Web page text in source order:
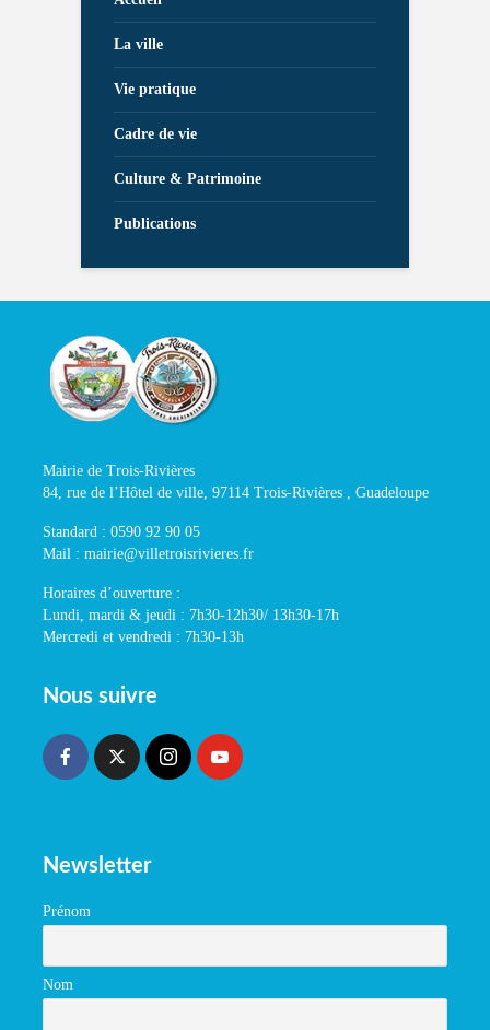
La ville
Vie pratique
Cadre de vie
Culture & Patrimoine
Publications
Mairie de Trois-Rivières
84, rue de l’Hôtel de ville, 97114 Trois-Rivières , Guadeloupe
Standard : 0590 92 90 05
Mail : mairie@villetroisrivieres.fr
Horaires d’ouverture :
Lundi, mardi & jeudi : 7h30-12h30/ 13h30-17h
Mercredi et vendredi : 7h30-13h
Nous suivre
Newsletter
Prénom
Nom